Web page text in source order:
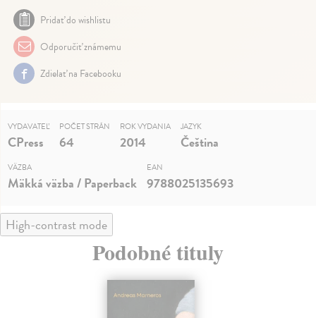
Pridať do wishlistu
Odporučiť známemu
Zdielať na Facebooku
VYDAVATEĽ
CPress
POČET STRÁN
64
ROK VYDANIA
2014
JAZYK
Čeština
VÄZBA
Mäkká väzba / Paperback
EAN
9788025135693
High-contrast mode
Podobné tituly